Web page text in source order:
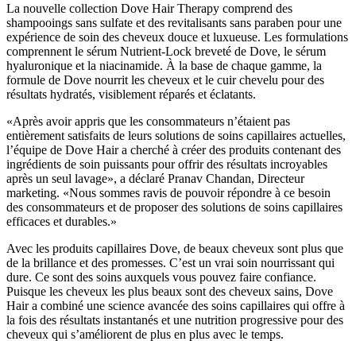
La nouvelle collection Dove Hair Therapy comprend des
shampooings sans sulfate et des revitalisants sans paraben pour une
expérience de soin des cheveux douce et luxueuse. Les formulations
comprennent le sérum Nutrient-Lock breveté de Dove, le sérum
hyaluronique et la niacinamide. À la base de chaque gamme, la
formule de Dove nourrit les cheveux et le cuir chevelu pour des
résultats hydratés, visiblement réparés et éclatants.
«Après avoir appris que les consommateurs n’étaient pas
entièrement satisfaits de leurs solutions de soins capillaires actuelles,
l’équipe de Dove Hair a cherché à créer des produits contenant des
ingrédients de soin puissants pour offrir des résultats incroyables
après un seul lavage», a déclaré Pranav Chandan, Directeur
marketing. «Nous sommes ravis de pouvoir répondre à ce besoin
des consommateurs et de proposer des solutions de soins capillaires
efficaces et durables.»
Avec les produits capillaires Dove, de beaux cheveux sont plus que
de la brillance et des promesses. C’est un vrai soin nourrissant qui
dure. Ce sont des soins auxquels vous pouvez faire confiance.
Puisque les cheveux les plus beaux sont des cheveux sains, Dove
Hair a combiné une science avancée des soins capillaires qui offre à
la fois des résultats instantanés et une nutrition progressive pour des
cheveux qui s’améliorent de plus en plus avec le temps.